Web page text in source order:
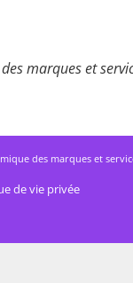
marques et
des marques et
de vie privée